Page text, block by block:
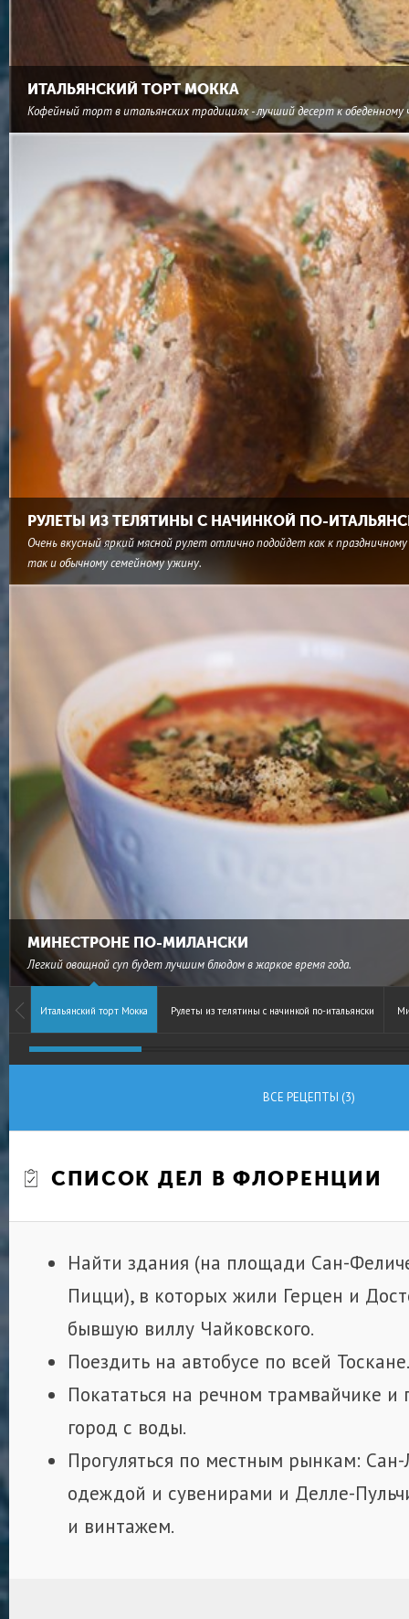
ИТАЛЬЯНСКИЙ ТОРТ МОККА
Кофейный торт в итальянских традициях - лучший десерт к обеденному
РУЛЕТЫ ИЗ ТЕЛЯТИНЫ С НАЧИНКОЙ ПО-
Очень вкусный яркий мясной рулет отлично подойдет как к
так и обычному семейному ужину.
МИНЕСТРОНЕ ПО-МИЛАНСКИ
Легкий овощной суп будет лучшим блюдом в жаркое время года.
Итальянский торт Мокка Рулеты из телятины с начинкой по-итальянски
ВСЕ РЕЦЕПТЫ (3)
СПИСОК ДЕЛ В ФЛОРЕНЦИИ
Найти здания (на площади Сан-
Пицци), в которых жили Герцен и
бывшую виллу Чайковского.
Поездить на автобусе по всей Тоскане.
Покататься на речном трамвайчике и
город с воды.
Прогуляться по местным рынкам:
одеждой и сувенирами и Делле-
и винтажем.